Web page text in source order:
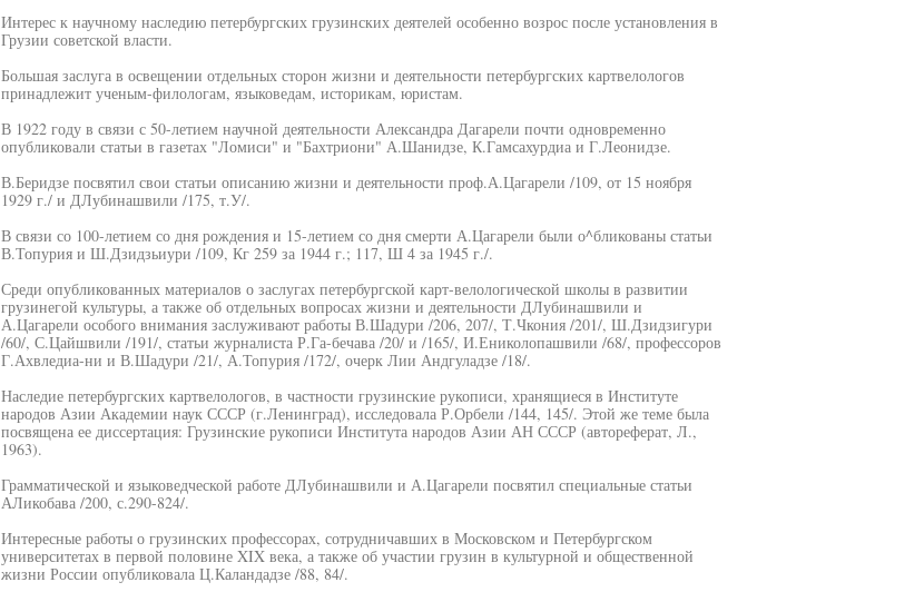
Интерес к научному наследию петербургских грузинских деятелей особенно возрос после установления в
Грузии советской власти.
Большая заслуга в освещении отдельных сторон жизни и деятельности петербургских картвелологов
принадлежит ученым-филологам, языковедам, историкам, юристам.
В 1922 году в связи с 50-летием научной деятельности Александра Дагарели почти одновременно
опубликовали статьи в газетах "Ломиси" и "Бахтриони" А.Шанидзе, К.Гамсахурдиа и Г.Леонидзе.
В.Беридзе посвятил свои статьи описанию жизни и деятельности проф.А.Цагарели /109, от 15 ноября
1929 г./ и ДЛубинашвили /175, т.У/.
В связи со 100-летием со дня рождения и 15-летием со дня смерти А.Цагарели были о^бликованы статьи
В.Топурия и Ш.Дзидзьиури /109, Кг 259 за 1944 г.; 117, Ш 4 за 1945 г./.
Среди опубликованных материалов о заслугах петербургской карт-велологической школы в развитии
грузинегой культуры, а также об отдельных вопросах жизни и деятельности ДЛубинашвили и
А.Цагарели особого внимания заслуживают работы В.Шадури /206, 207/, Т.Чкония /201/, Ш.Дзидзигури
/60/, С.Цайшвили /191/, статьи журналиста Р.Га-бечава /20/ и /165/, И.Ениколопашвили /68/, профессоров
Г.Ахвледиа-ни и В.Шадури /21/, А.Топурия /172/, очерк Лии Андгуладзе /18/.
Наследие петербургских картвелологов, в частности грузинские рукописи, хранящиеся в Институте
народов Азии Академии наук СССР (г.Ленинград), исследовала Р.Орбели /144, 145/. Этой же теме была
посвящена ее диссертация: Грузинские рукописи Института народов Азии АН СССР (автореферат, Л.,
1963).
Грамматической и языковедческой работе ДЛубинашвили и А.Цагарели посвятил специальные статьи
АЛикобава /200, с.290-824/.
Интересные работы о грузинских профессорах, сотрудничавших в Московском и Петербургском
университетах в первой половине XIX века, а также об участии грузин в культурной и общественной
жизни России опубликовала Ц.Каландадзе /88, 84/.